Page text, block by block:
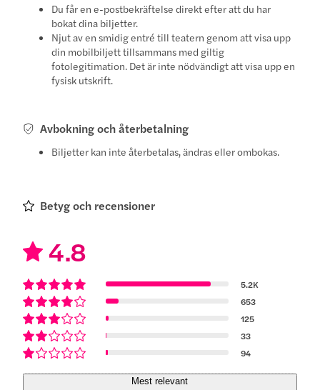
Du får en e-postbekräftelse direkt efter att du har
bokat dina biljetter.
Njut av en smidig entré till teatern genom att visa upp
din mobilbiljett tillsammans med giltig
fotolegitimation. Det är inte nödvändigt att visa upp en
fysisk utskrift.
Avbokning och återbetalning
Biljetter kan inte återbetalas, ändras eller ombokas.
Betyg och recensioner
4.8
5.2K
653
125
33
94
Mest relevant